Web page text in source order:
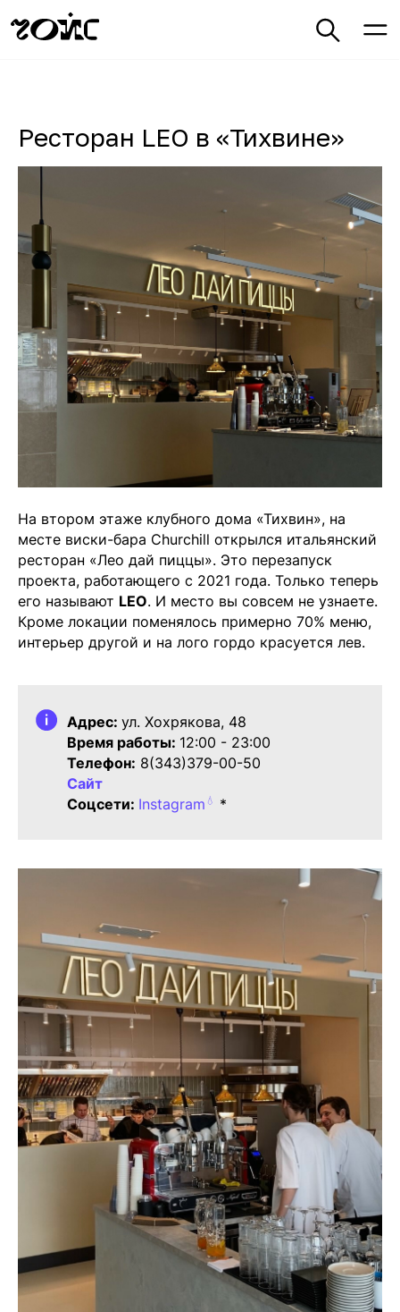
Ресторан LEO в «Тихвине»
На втором этаже клубного дома «Тихвин», на
месте виски-бара Churchill открылся итальянский
ресторан «Лео дай пиццы». Это перезапуск
проекта, работающего с 2021 года. Только теперь
его называют LEO. И место вы совсем не узнаете.
Кроме локации поменялось примерно 70% меню,
интерьер другой и на лого гордо красуется лев.
Адрес: ул. Хохрякова, 48
Время работы: 12:00 - 23:00
Телефон: 8(343)379-00-50
Сайт
Соцсети: Instagram 💧 *